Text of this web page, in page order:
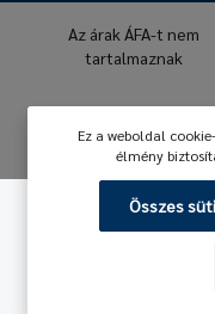
©
Az árak ÁFA-t nem
tartalmaznak
Ez a weboldal
élmény
Összes